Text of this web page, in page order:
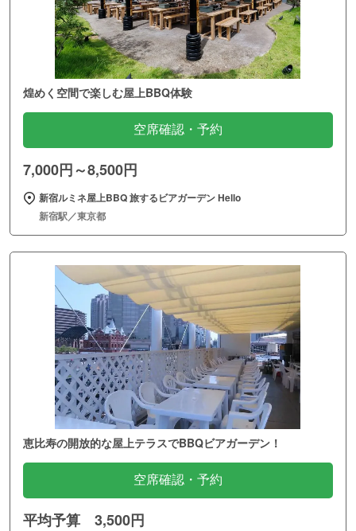
煌めく空間で楽しむ屋上BBQ体験
空席確認・予約
7,000円～8,500円
新宿ルミネ屋上BBQ 旅するビアガーデン Hello
新宿駅／東京都
恵比寿の開放的な屋上テラスでBBQビアガーデン！
空席確認・予約
平均予算 3,500円